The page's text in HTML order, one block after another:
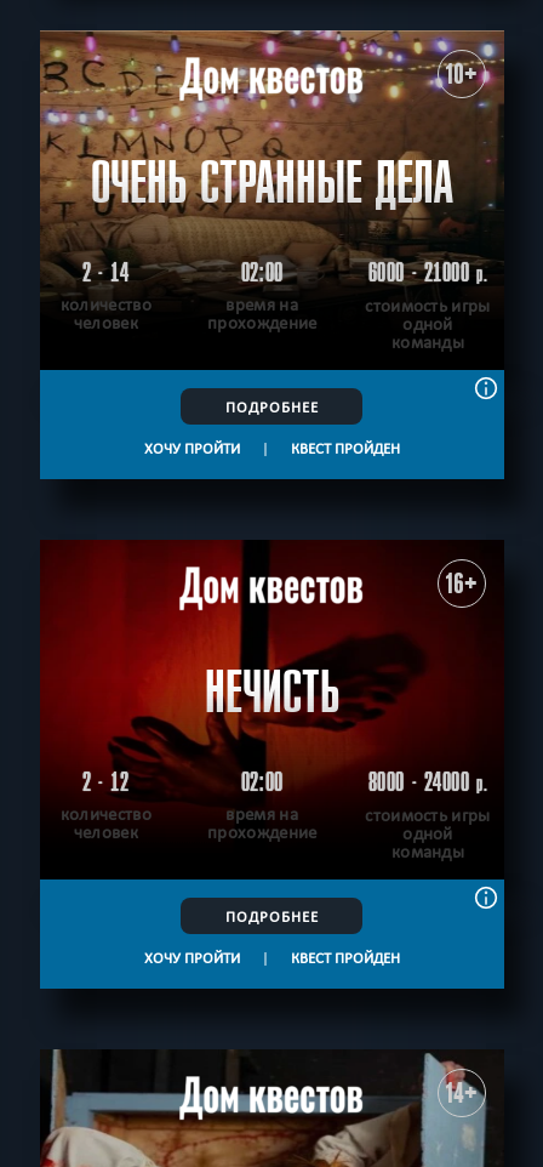
10+
ОЧЕНЬ СТРАННЫЕ ДЕЛА
2 - 14
количество
человек
02:00
время на
прохождение
6000 - 21000р.
стоимость игры
одной
команды
ПОДРОБНЕЕ
ХОЧУ ПРОЙТИ | КВЕСТ ПРОЙДЕН
16+
НЕЧИСТЬ
2 - 12
количество
человек
02:00
время на
прохождение
8000 - 24000р.
стоимость игры
одной
команды
ПОДРОБНЕЕ
ХОЧУ ПРОЙТИ | КВЕСТ ПРОЙДЕН
14+